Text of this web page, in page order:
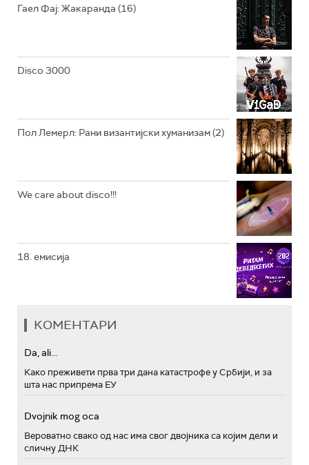
РАДИО ЏЕЗЕР
Гаел Фај: Жакаранда (16)
Disco 3000
Пол Лемерл: Рани византијски хуманизам (2)
We care about disco!!!
18. емисија
КОМЕНТАРИ
Da, ali...
Како преживети прва три дана катастрофе у Србији, и за
шта нас припрема ЕУ
Dvojnik mog oca
Вероватно свако од нас има свог двојника са којим дели и
сличну ДНК